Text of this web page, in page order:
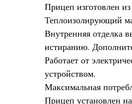
Прицеп изготовлен
Теплоизолирующий
Внутренняя отделка
истиранию.
Работает от
устройством.
Максимальная
Прицеп установлен